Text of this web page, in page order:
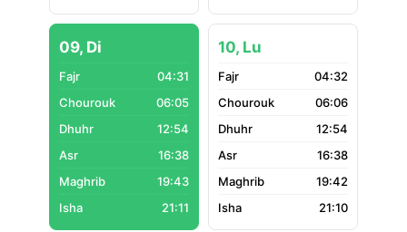
09, Di
04:31
06:05
12:54
16:38
19:43
21:11
10, Lu
04:32
06:06
12:54
16:38
19:42
21:10